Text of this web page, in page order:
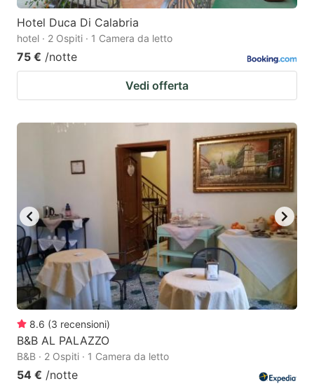
Hotel Duca Di Calabria
hotel · 2 Ospiti · 1 Camera da letto
75 € /notte
Vedi offerta
8.6 (3 recensioni)
B&B AL PALAZZO
B&B · 2 Ospiti · 1 Camera da letto
54 € /notte